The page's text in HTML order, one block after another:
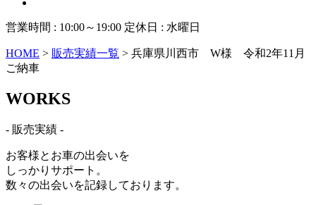
営業時間 : 10:00～19:00 定休日 : 水曜日
HOME > 販売実績一覧 > 兵庫県川西市 W様 令和2年11月
ご納車
WORKS
- 販売実績 -
お客様とお車の出会いを
しっかりサポート。
数々の出会いを記録しております。